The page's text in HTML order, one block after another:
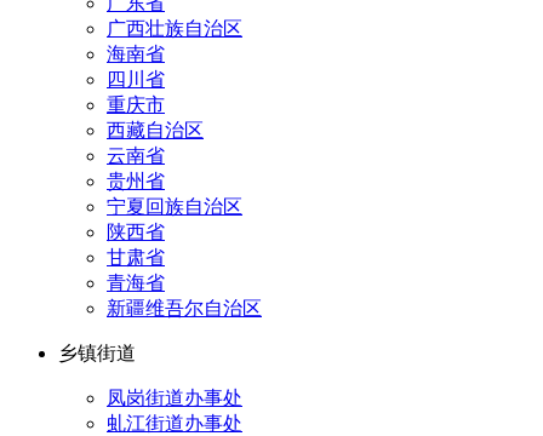
广西壮族自治区
海南省
四川省
重庆市
西藏自治区
云南省
贵州省
宁夏回族自治区
陕西省
甘肃省
青海省
新疆维吾尔自治区
乡镇街道
凤岗街道办事处
虬江街道办事处